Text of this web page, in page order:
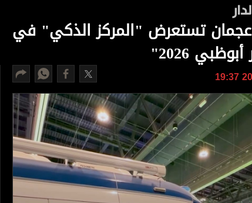
تستعرض "المركز الذكي" في
2026"